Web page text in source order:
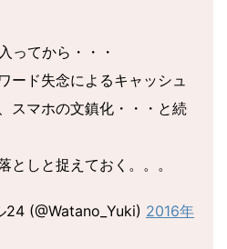
ってから・・・
ード失念によるキャッシュ
スマホの文鎮化・・・と続
としと捉えておく。。。
(@Watano_Yuki) 2016年